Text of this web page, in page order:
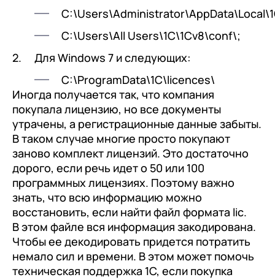
C:\Users\All Users\1C\1Cv8\conf\;
Для Windows 7 и следующих:
C:\ProgramData\1C\licences\
Иногда получается так, что компания
покупала лицензию, но все документы
утрачены, а регистрационные данные забыты.
В таком случае многие просто покупают
заново комплект лицензий. Это достаточно
дорого, если речь идет о 50 или 100
программных лицензиях. Поэтому важно
знать, что всю информацию можно
восстановить, если найти файл формата lic.
В этом файле вся информация закодирована.
Чтобы ее декодировать придется потратить
немало сил и времени. В этом может помочь
техническая поддержка 1С, если покупка